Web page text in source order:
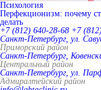
Психология
Перфекционизм: почему
делать
+7 (812) 640-28-68 +7
Санкт-Петербург, ул.
Приморский район
Санкт-Петербург,
Центральный район
Санкт-Петербург, ул.
Адмиралтейский район